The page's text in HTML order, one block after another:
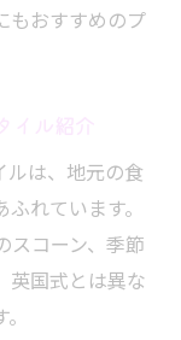
もおすすめのプ
ルは、地元の食
れています。
スコーン、季節
英国式とは異な